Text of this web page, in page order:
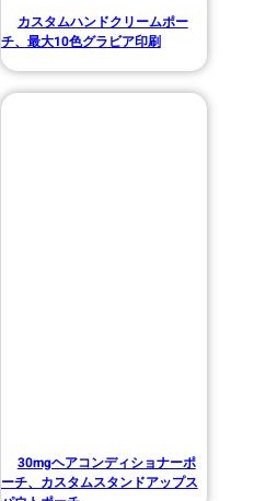
カスタムハンドクリームポー
チ、最大10色グラビア印刷
30mgヘアコンディショナーポ
ーチ、カスタムスタンドアップス